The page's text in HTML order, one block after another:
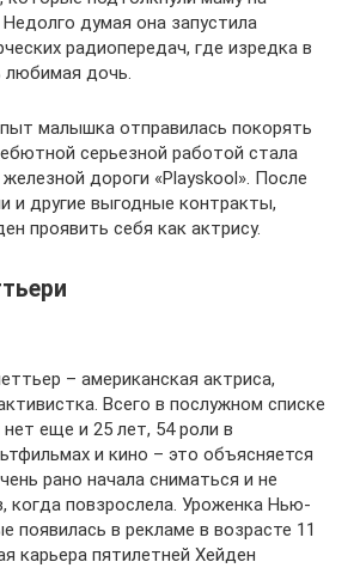
думая она запустила
радиопередач, где изредка в
любимая дочь.
малышка отправилась покорять
серьезной работой стала
дороги «Playskool». После
и другие выгодные контракты,
проявить себя как актрису.
– американская актриса,
Всего в послужном списке
еще и 25 лет, 54 роли в
и кино – это объясняется
рано начала сниматься и не
когда повзрослела. Уроженка Нью-
появилась в рекламе в возрасте 11
карьера пятилетней Хейден